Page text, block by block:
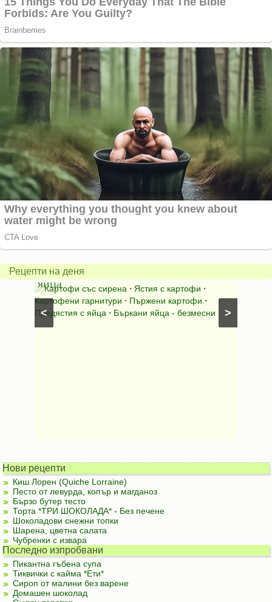
Рецепти на деня
>
<
Пържени
картофки
с
бъркани
яйца
Картофи със сирена ⋅ Ястия с картофи ⋅
Картофени гарнитури ⋅ Пържени картофи ⋅
Предястия с яйца ⋅ Бъркани яйца - безмесни
в
гърне
Нови рецепти
Киш Лорен (Quiche Lorraine)
Песто от левурда, копър и магданоз
Бързо бутер тесто
Торта *ТРИ ШОКОЛАДА* - Без печене
Шоколадови снежни топки
Шарена, цветна салата
Чубренки с извара
Последно изпробвани
Пикантна гъбена супа
Тиквички с кайма *Ети*
Сироп от малини без варене
Домашен шоколад